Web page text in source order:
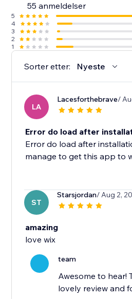
55 anmeldelser
5
4
3
2
1
Sorter etter: Nyeste
LA
Lacesforthebrave/
Error do load after
Error do load after
manage to get this app to
ST
Starsjordan/ Aug 2,
amazing
love wix
team
Awesome to hear!
lovely review and